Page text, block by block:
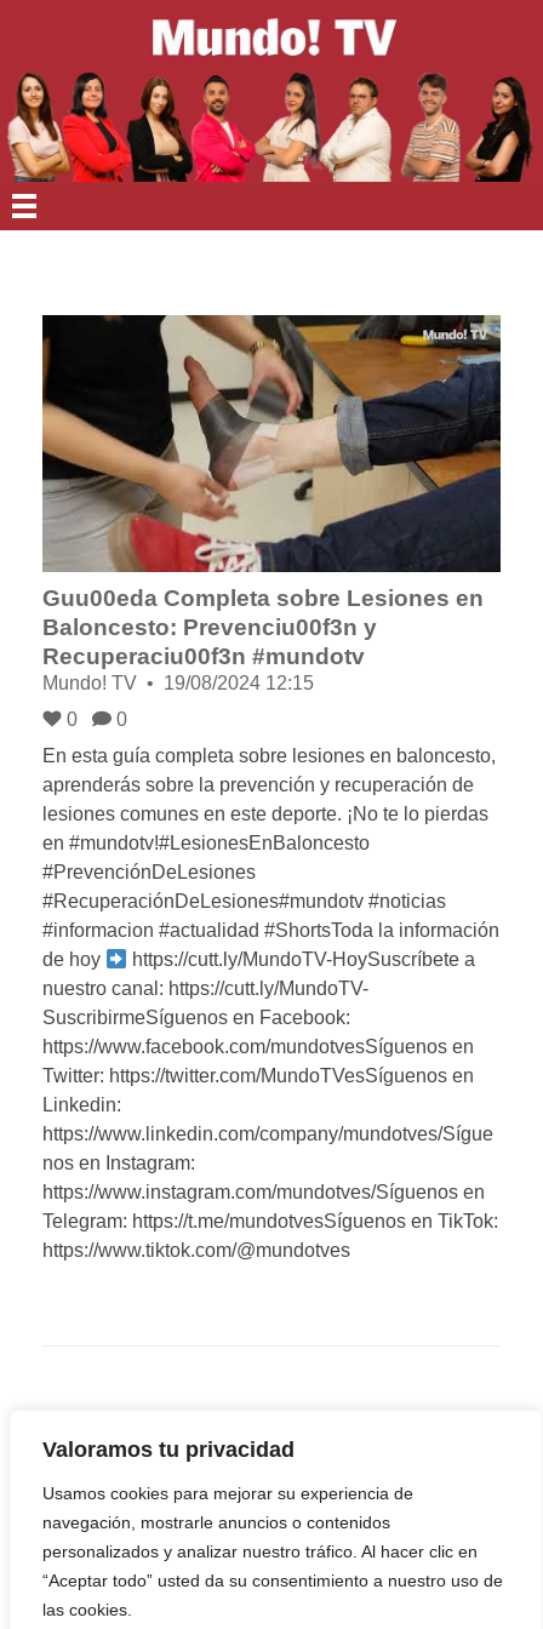
Valoramos tu privacidad
Usamos cookies para mejorar su experiencia de
navegación, mostrarle anuncios o contenidos
personalizados y analizar nuestro tráfico. Al hacer clic en
“Aceptar todo” usted da su consentimiento a nuestro uso de
las cookies.
Guu00eda Completa sobre Lesiones en
Baloncesto: Prevenciu00f3n y
Recuperaciu00f3n #mundotv
Mundo! TV
19/08/2024 12:15
0
0
En esta guía completa sobre lesiones en baloncesto,
aprenderás sobre la prevención y recuperación de
lesiones comunes en este deporte. ¡No te lo pierdas
en #mundotv!#LesionesEnBaloncesto
#PrevenciónDeLesiones
#RecuperaciónDeLesiones#mundotv #noticias
#informacion #actualidad #ShortsToda la información
de hoy
https://cutt.ly/MundoTV-HoySuscríbete a
nuestro canal: https://cutt.ly/MundoTV-
SuscribirmeSíguenos en Facebook:
https://www.facebook.com/mundotvesSíguenos en
Twitter: https://twitter.com/MundoTVesSíguenos en
Linkedin:
https://www.linkedin.com/company/mundotves/Sígue
nos en Instagram:
https://www.instagram.com/mundotves/Síguenos en
Telegram: https://t.me/mundotvesSíguenos en TikTok:
https://www.tiktok.com/@mundotves